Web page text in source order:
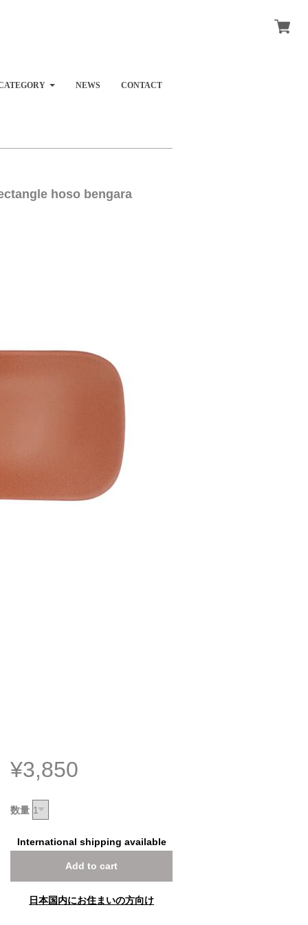
NEWS CONTACT
hoso bengara
¥3,850
数量
International shipping available
Add to cart
日本国内にお住まいの方向け